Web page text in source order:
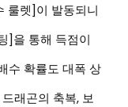
룰렛]이 발동되니
]을 통해 득점이
수 확률도 대폭 상
래곤의 축복, 보